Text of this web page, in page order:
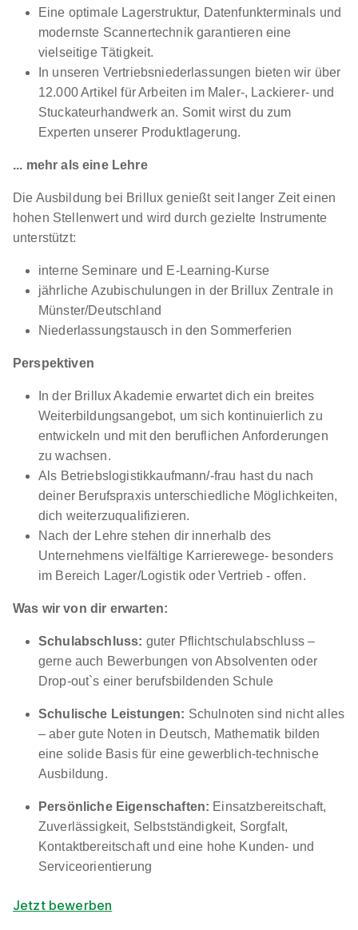
Eine optimale Lagerstruktur, Datenfunkterminals und
modernste Scannertechnik garantieren eine
vielseitige Tätigkeit.
In unseren Vertriebsniederlassungen bieten wir über
12.000 Artikel für Arbeiten im Maler-, Lackierer- und
Stuckateurhandwerk an. Somit wirst du zum
Experten unserer Produktlagerung.
... mehr als eine Lehre
Die Ausbildung bei Brillux genießt seit langer Zeit einen
hohen Stellenwert und wird durch gezielte Instrumente
unterstützt:
interne Seminare und E-Learning-Kurse
jährliche Azubischulungen in der Brillux Zentrale in
Münster/Deutschland
Niederlassungstausch in den Sommerferien
Perspektiven
In der Brillux Akademie erwartet dich ein breites
Weiterbildungsangebot, um sich kontinuierlich zu
entwickeln und mit den beruflichen Anforderungen
zu wachsen.
Als Betriebslogistikkaufmann/-frau hast du nach
deiner Berufspraxis unterschiedliche Möglichkeiten,
dich weiterzuqualifizieren.
Nach der Lehre stehen dir innerhalb des
Unternehmens vielfältige Karrierewege- besonders
im Bereich Lager/Logistik oder Vertrieb - offen.
Was wir von dir erwarten:
Schulabschluss: guter Pflichtschulabschluss –
gerne auch Bewerbungen von Absolventen oder
Drop-out`s einer berufsbildenden Schule
Schulische Leistungen: Schulnoten sind nicht alles
– aber gute Noten in Deutsch, Mathematik bilden
eine solide Basis für eine gewerblich-technische
Ausbildung.
Persönliche Eigenschaften: Einsatzbereitschaft,
Zuverlässigkeit, Selbstständigkeit, Sorgfalt,
Kontaktbereitschaft und eine hohe Kunden- und
Serviceorientierung
Jetzt bewerben